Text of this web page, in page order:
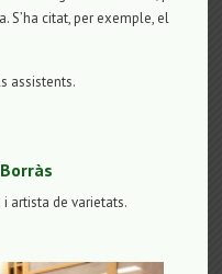
S’ha citat, per exemple, el
assistents.
artista de varietats.